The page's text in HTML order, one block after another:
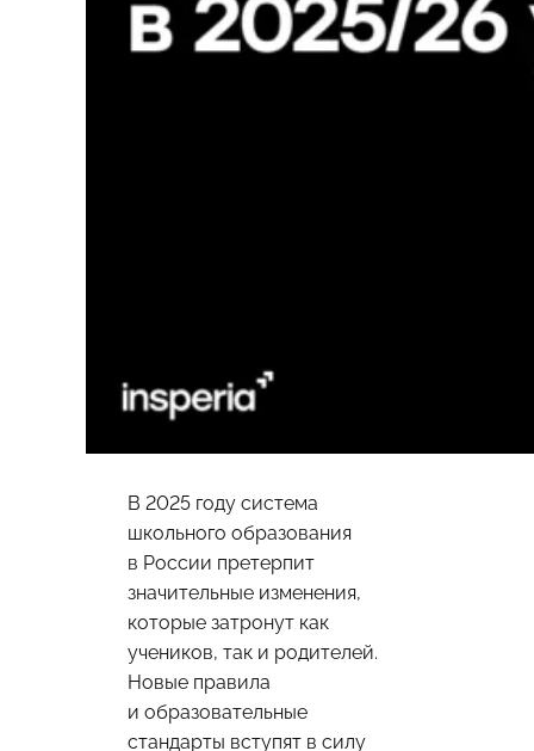
В 2025 году система
школьного образования
в России претерпит
значительные изменения,
которые затронут как
учеников, так и родителей.
Новые правила
и образовательные
стандарты вступят в силу